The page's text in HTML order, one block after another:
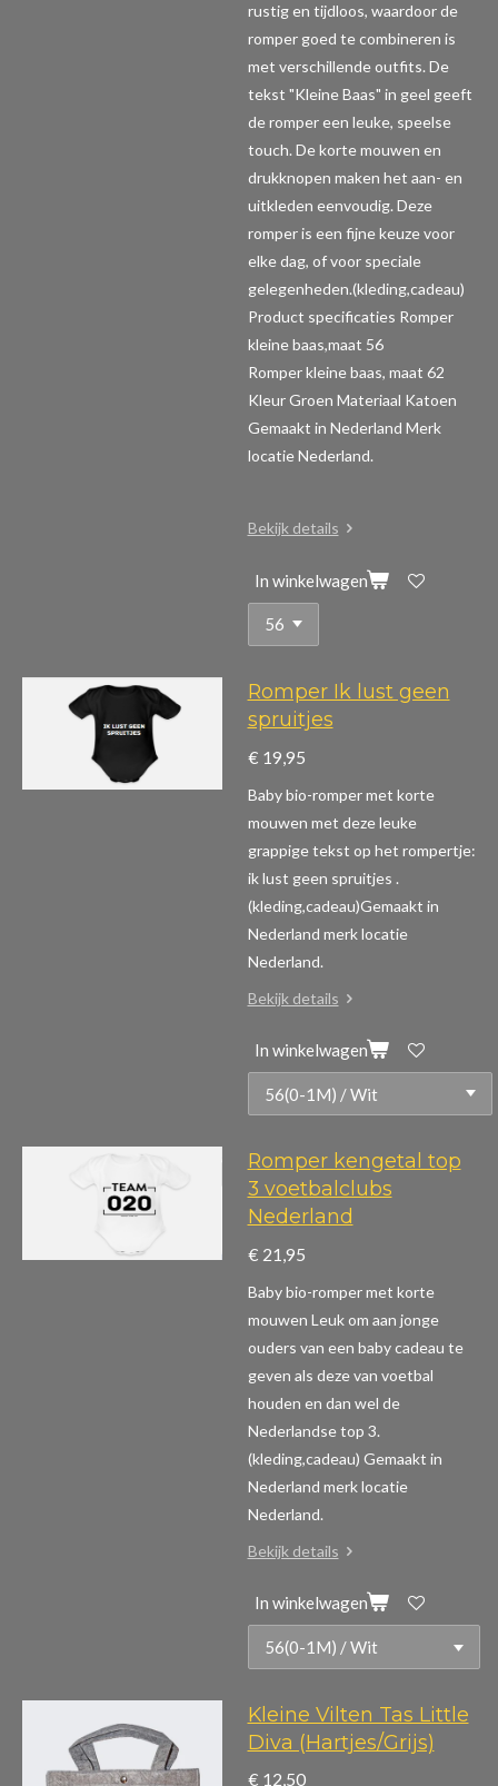
rustig en tijdloos, waardoor de
romper goed te combineren is
met verschillende outfits. De
tekst "Kleine Baas" in geel geeft
de romper een leuke, speelse
touch. De korte mouwen en
drukknopen maken het aan- en
uitkleden eenvoudig. Deze
romper is een fijne keuze voor
elke dag, of voor speciale
gelegenheden.(kleding,cadeau)
Product specificaties Romper
kleine baas,maat 56
Romper kleine baas, maat 62
Kleur Groen Materiaal Katoen
Gemaakt in Nederland Merk
locatie Nederland.
Bekijk details
In winkelwagen
Romper Ik lust geen
spruitjes
€ 19,95
Baby bio-romper met korte
mouwen met deze leuke
grappige tekst op het rompertje:
ik lust geen spruitjes .
(kleding,cadeau)Gemaakt in
Nederland merk locatie
Nederland.
Bekijk details
In winkelwagen
Romper kengetal top
3 voetbalclubs
Nederland
€ 21,95
Baby bio-romper met korte
mouwen Leuk om aan jonge
ouders van een baby cadeau te
geven als deze van voetbal
houden en dan wel de
Nederlandse top 3.
(kleding,cadeau) Gemaakt in
Nederland merk locatie
Nederland.
Bekijk details
In winkelwagen
Kleine Vilten Tas Little
Diva (Hartjes/Grijs)
€ 12,50